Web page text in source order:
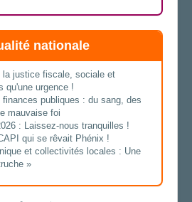
nationale
la justice fiscale, sociale et
qu'une urgence !
finances publiques : du sang, des
mauvaise foi
: Laissez-nous tranquilles !
qui se rêvait Phénix !
et collectivités locales : Une
»